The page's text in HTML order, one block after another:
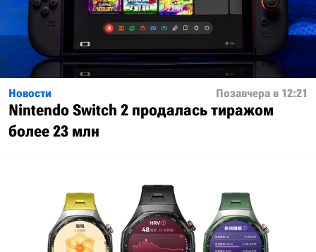
Новости Позавчера в 12:21
Nintendo Switch 2 продалась тиражом
более 23 млн